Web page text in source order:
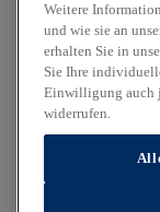
Weitere
und wie sie an
erhalten Sie in
Sie Ihre
Einwilligung auch
widerrufen.